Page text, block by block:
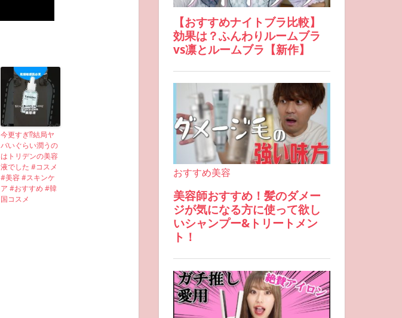
今更すぎ⁉︎結局ヤ
バいぐらい潤うの
はトリデンの美容
液でした #コスメ
#美容 #スキンケ
ア #おすすめ #韓
国コスメ